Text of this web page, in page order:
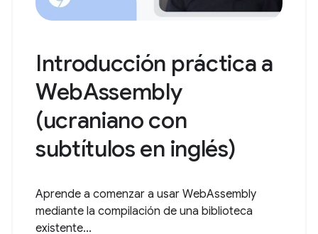
Introducción práctica a
WebAssembly
(ucraniano con
subtítulos en inglés)
Aprende a comenzar a usar WebAssembly
mediante la compilación de una biblioteca
existente...